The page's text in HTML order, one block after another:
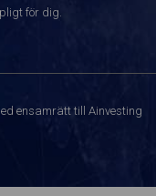
för dig.
ensamrätt till Ainvesting